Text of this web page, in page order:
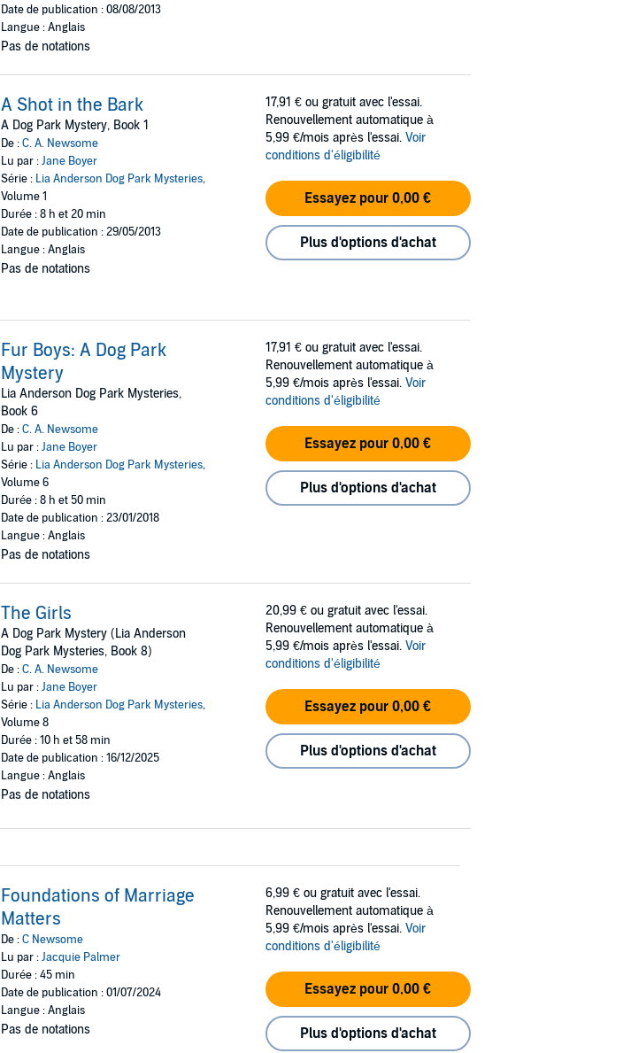
Date de publication : 08/08/2013
Langue : Anglais
Pas de notations
A Shot in the Bark
A Dog Park Mystery, Book 1
De :C. A. Newsome
Lu par :Jane Boyer
Série : Lia Anderson Dog Park Mysteries,
Volume 1
Durée : 8 h et 20 min
Date de publication : 29/05/2013
Langue : Anglais
Pas de notations
17,91 € ou gratuit avec l'essai.
Renouvellement automatique à
5,99 €/mois après l'essai. Voir
conditions d'éligibilité
Essayez pour 0,00 €
Plus d'options d'achat
Fur Boys: A Dog Park
Mystery
Lia Anderson Dog Park Mysteries,
Book 6
De :C. A. Newsome
Lu par :Jane Boyer
Série : Lia Anderson Dog Park Mysteries,
Volume 6
Durée : 8 h et 50 min
Date de publication : 23/01/2018
Langue : Anglais
Pas de notations
17,91 € ou gratuit avec l'essai.
Renouvellement automatique à
5,99 €/mois après l'essai. Voir
conditions d'éligibilité
Essayez pour 0,00 €
Plus d'options d'achat
The Girls
A Dog Park Mystery (Lia Anderson
Dog Park Mysteries, Book 8)
De :C. A. Newsome
Lu par :Jane Boyer
Série : Lia Anderson Dog Park Mysteries,
Volume 8
Durée : 10 h et 58 min
Date de publication : 16/12/2025
Langue : Anglais
Pas de notations
20,99 € ou gratuit avec l'essai.
Renouvellement automatique à
5,99 €/mois après l'essai. Voir
conditions d'éligibilité
Essayez pour 0,00 €
Plus d'options d'achat
Foundations of Marriage
Matters
De :C Newsome
Lu par :Jacquie Palmer
Durée : 45 min
Date de publication : 01/07/2024
Langue : Anglais
Pas de notations
6,99 € ou gratuit avec l'essai.
Renouvellement automatique à
5,99 €/mois après l'essai. Voir
conditions d'éligibilité
Essayez pour 0,00 €
Plus d'options d'achat